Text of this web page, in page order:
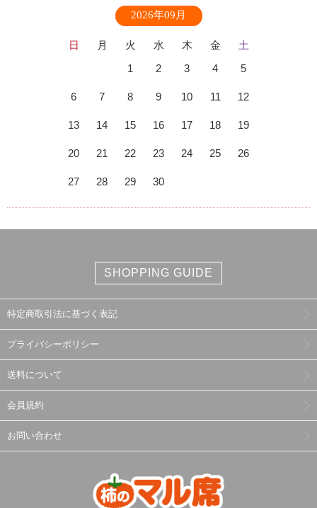
2026年09月
日 月 火 水 木 金
土
1
2 3 4 5
6 7 8 9 10 11 12
13 14 15 16 17 18 19
20 21 22 23 24 25 26
27 28 29 30
SHOPPING GUIDE
特定商取引法に基づく表記
プライバシーポリシー
送料について
会員規約
お問い合わせ